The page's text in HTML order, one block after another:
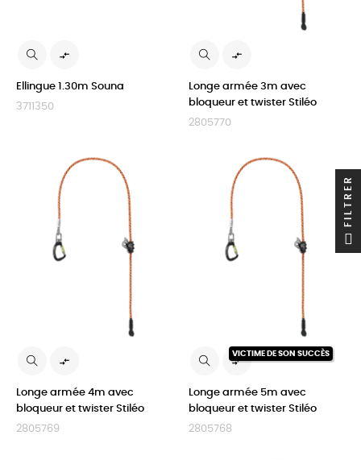

Ellingue 1.30m Souna
3711350

Longe armée 3m avec
bloqueur et twister Stiléo
2805770

Longe armée 4m avec
bloqueur et twister Stiléo
2805769
VICTIME DE SON SUCCÈS

Longe armée 5m avec
bloqueur et twister Stiléo
2805768
FILTRER